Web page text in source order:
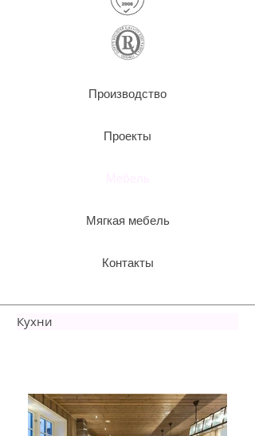
Производство
Проекты
Мягкая мебель
Контакты
Кухни